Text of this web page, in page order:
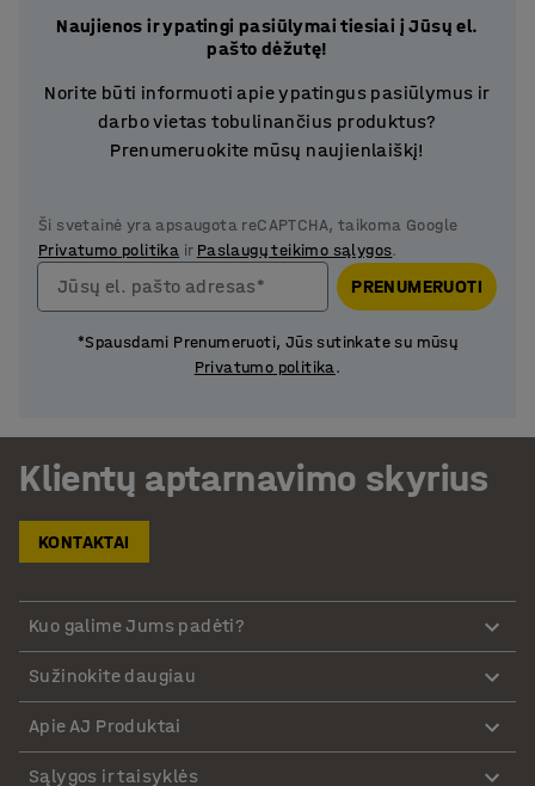
Naujienos ir ypatingi pasiūlymai tiesiai į Jūsų el.
pašto dėžutę!
Norite būti informuoti apie ypatingus pasiūlymus ir
darbo vietas tobulinančius produktus?
Prenumeruokite mūsų naujienlaiškį!
Ši svetainė yra apsaugota reCAPTCHA, taikoma Google
Privatumo politika ir Paslaugų teikimo sąlygos.
Jūsų el. pašto adresas* PRENUMERUOTI
*Spausdami Prenumeruoti, Jūs sutinkate su mūsų
Privatumo politika.
Klientų aptarnavimo skyrius
KONTAKTAI
Kuo galime Jums padėti?
Sužinokite daugiau
Apie AJ Produktai
Sąlygos ir taisyklės